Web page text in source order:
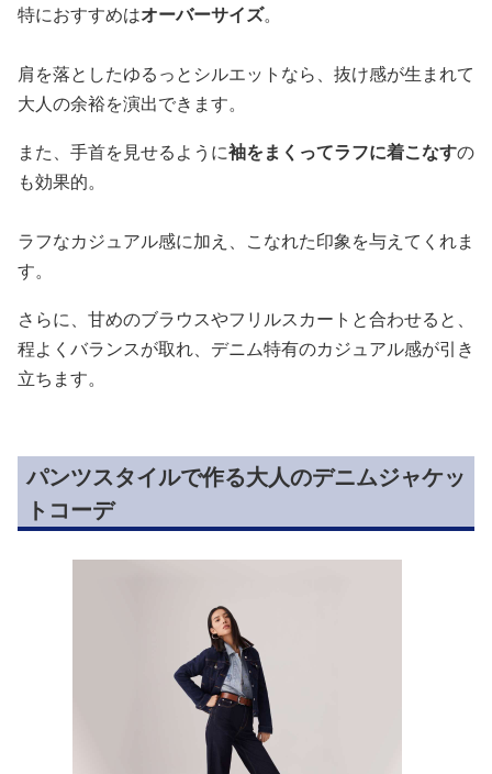
特におすすめはオーバーサイズ。
肩を落としたゆるっとシルエットなら、抜け感が生まれて
大人の余裕を演出できます。
また、手首を見せるように袖をまくってラフに着こなすの
も効果的。
ラフなカジュアル感に加え、こなれた印象を与えてくれま
す。
さらに、甘めのブラウスやフリルスカートと合わせると、
程よくバランスが取れ、デニム特有のカジュアル感が引き
立ちます。
パンツスタイルで作る大人のデニムジャケッ
トコーデ